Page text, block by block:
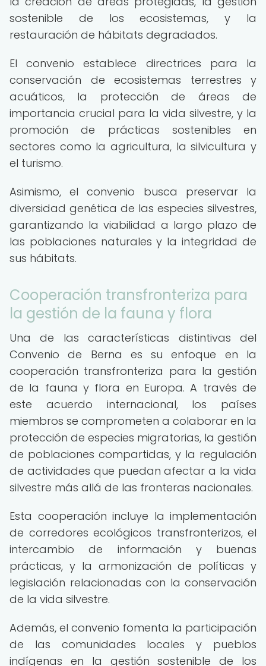
sostenible de los ecosistemas, y la
restauración de hábitats degradados.
El convenio establece directrices para la
conservación de ecosistemas terrestres y
acuáticos, la protección de áreas de
importancia crucial para la vida silvestre, y la
promoción de prácticas sostenibles en
sectores como la agricultura, la silvicultura y
el turismo.
Asimismo, el convenio busca preservar la
diversidad genética de las especies silvestres,
garantizando la viabilidad a largo plazo de
las poblaciones naturales y la integridad de
sus hábitats.
Cooperación transfronteriza para
la gestión de la fauna y flora
Una de las características distintivas del
Convenio de Berna es su enfoque en la
cooperación transfronteriza para la gestión
de la fauna y flora en Europa. A través de
este acuerdo internacional, los países
miembros se comprometen a colaborar en la
protección de especies migratorias, la gestión
de poblaciones compartidas, y la regulación
de actividades que puedan afectar a la vida
silvestre más allá de las fronteras nacionales.
Esta cooperación incluye la implementación
de corredores ecológicos transfronterizos, el
intercambio de información y buenas
prácticas, y la armonización de políticas y
legislación relacionadas con la conservación
de la vida silvestre.
Además, el convenio fomenta la participación
de las comunidades locales y pueblos
indígenas en la gestión sostenible de los